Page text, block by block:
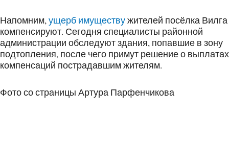
Напомним,ущерб имуществужителей посёлка Вилга
компенсируют. Сегодня специалисты районной
администрации обследуют здания, попавшие в зону
подтопления, после чего примут решение о выплатах
компенсаций пострадавшим жителям.
Фото со страницы Артура Парфенчикова